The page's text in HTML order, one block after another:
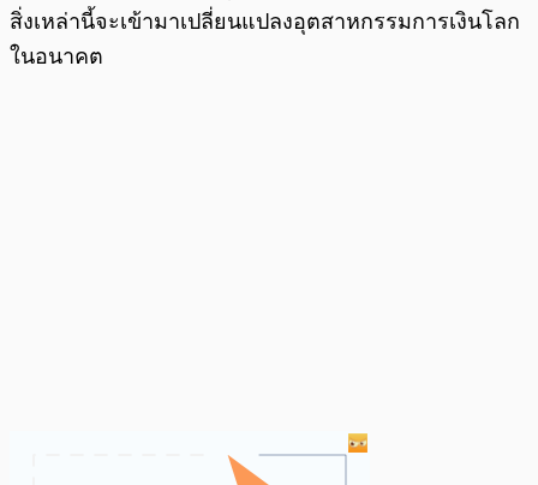
สิ่งเหล่านี้จะเข้ามาเปลี่ยนแปลงอุตสาหกรรมการเงินโลก
ในอนาคต